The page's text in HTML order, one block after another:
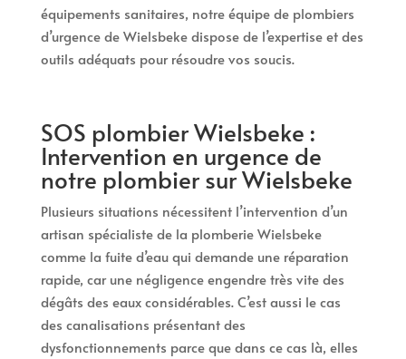
équipements sanitaires, notre équipe de plombiers
d’urgence de Wielsbeke dispose de l’expertise et des
outils adéquats pour résoudre vos soucis.
SOS plombier Wielsbeke :
Intervention en urgence de
notre plombier sur Wielsbeke
Plusieurs situations nécessitent l’intervention d’un
artisan spécialiste de la plomberie Wielsbeke
comme la fuite d’eau qui demande une réparation
rapide, car une négligence engendre très vite des
dégâts des eaux considérables. C’est aussi le cas
des canalisations présentant des
dysfonctionnements parce que dans ce cas là, elles